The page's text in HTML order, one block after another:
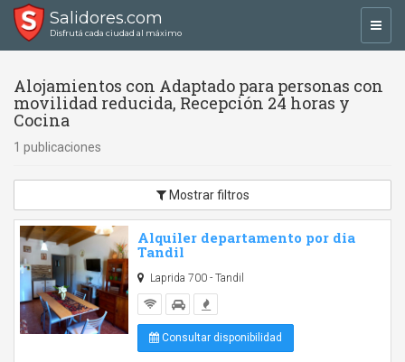
Salidores.com
Disfrutá cada ciudad al máximo
Alojamientos con Adaptado para personas con
movilidad reducida, Recepción 24 horas y
Cocina
1 publicaciones
Mostrar filtros
Alquiler departamento por dia
Tandil
Laprida 700 - Tandil
Consultar disponibilidad